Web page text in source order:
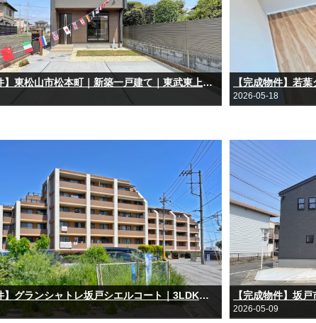
【完成物件】東松山市松本町｜新築一戸建て｜東武東上線「東松山」駅徒歩13分｜3（4）LDK｜カースペース2台
2026-05-18
【完成物件】グランシャトレ坂戸シエルコート｜3LDK｜新規リノベーション済み｜東武東上線「坂戸」駅徒歩11分
2026-05-09